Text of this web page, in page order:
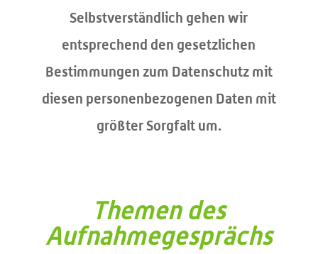
Selbstverständlich gehen wir
entsprechend den gesetzlichen
Bestimmungen zum Datenschutz mit
diesen personenbezogenen Daten mit
größter Sorgfalt um.
Themen des
Aufnahmegesprächs